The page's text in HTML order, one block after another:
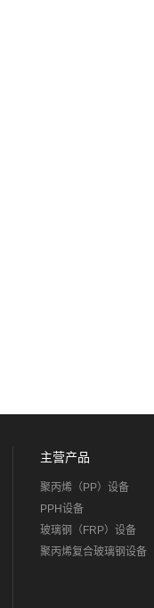
主营产品
聚丙烯（PP）设备
PPH设备
玻璃钢（FRP）设备
聚丙烯复合玻璃钢设备